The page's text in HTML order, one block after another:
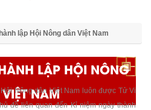
lập Hội Nông dân Việt Nam
LẬP HỘI NÔNG
NAM
Nông dân Việt Nam luôn được Tử Vi
đề liên quan đến Kỉ niệm ngày thành